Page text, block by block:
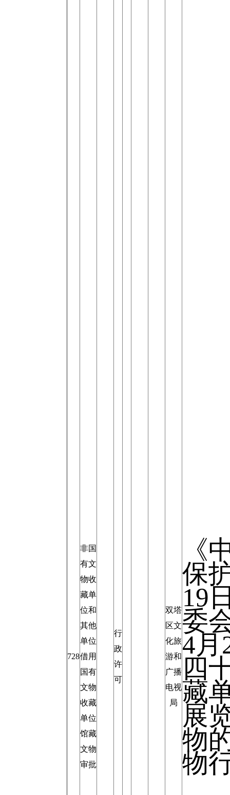
728
非国
有文
物收
藏单
位和
其他
单位
借用
国有
文物
收藏
单位
馆藏
文物
审批
行
政
许
可
双塔
区文
化旅
游和
广播
电视
局
《
保
19
委
4月
四
藏
展
物
物